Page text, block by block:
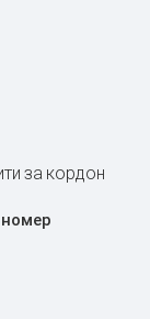
за кордон